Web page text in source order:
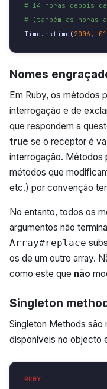
# 14 horas depois
# (também as horas
Time . mktime (2006 , 01
Nomes
Em Ruby, os métodos
interrogação e de
que respondem a
true se o receptor é
interrogação. Métodos
métodos que
etc.) por convenção
No entanto, todos os
argumentos não
Array#replace
os de um outro array.
como este que não
Singleton
Singleton Methods
disponíveis no objecto